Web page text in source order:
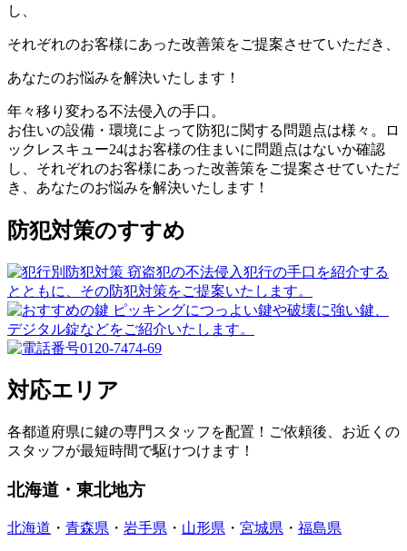
し、
それぞれのお客様にあった改善策をご提案させていただき、
あなたのお悩みを解決いたします！
年々移り変わる不法侵入の手口。
お住いの設備・環境によって防犯に関する問題点は様々。ロ
ックレスキュー24はお客様の住まいに問題点はないか確認
し、それぞれのお客様にあった改善策をご提案させていただ
き、あなたのお悩みを解決いたします！
防犯対策のすすめ
対応エリア
各都道府県に鍵の専門スタッフを配置！ご依頼後、お近くの
スタッフが最短時間で駆けつけます！
北海道・東北地方
北海道 ・ 青森県 ・ 岩手県 ・ 山形県 ・ 宮城県 ・ 福島県